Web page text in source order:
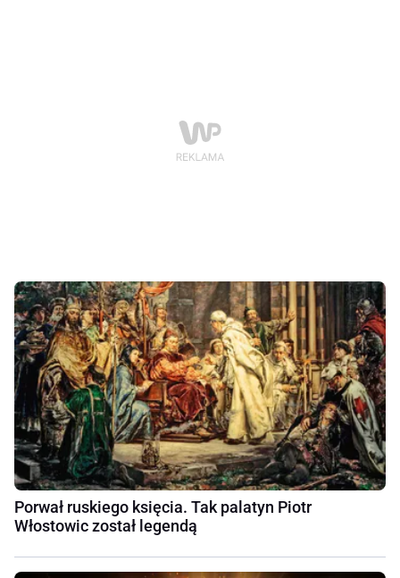
Porwał ruskiego księcia. Tak palatyn Piotr
Włostowic został legendą